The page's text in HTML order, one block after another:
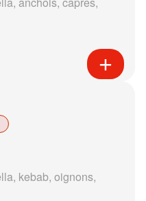
kebab, oignons,